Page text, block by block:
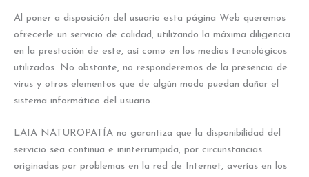
Al poner a disposición del usuario esta página Web queremos
ofrecerle un servicio de calidad, utilizando la máxima diligencia
en la prestación de este, así como en los medios tecnológicos
utilizados. No obstante, no responderemos de la presencia de
virus y otros elementos que de algún modo puedan dañar el
sistema informático del usuario.
LAIA NATUROPATÍA no garantiza que la disponibilidad del
servicio sea continua e ininterrumpida, por circunstancias
originadas por problemas en la red de Internet, averías en los